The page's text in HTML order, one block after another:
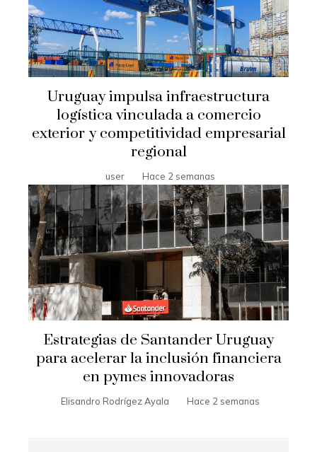
Uruguay impulsa infraestructura
logística vinculada a comercio
exterior y competitividad empresarial
regional
user Hace 2 semanas
Estrategias de Santander Uruguay
para acelerar la inclusión financiera
en pymes innovadoras
Elisandro Rodrígez Ayala Hace 2 semanas